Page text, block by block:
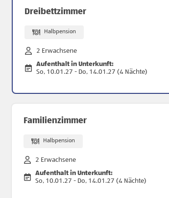
Dreibettzimmer
Halbpension
2 Erwachsene
Aufenthalt in Unterkunft:
So, 10.01.27 - Do, 14.01.27 (4 Nächte)
Familienzimmer
Halbpension
2 Erwachsene
Aufenthalt in Unterkunft:
So, 10.01.27 - Do, 14.01.27 (4 Nächte)